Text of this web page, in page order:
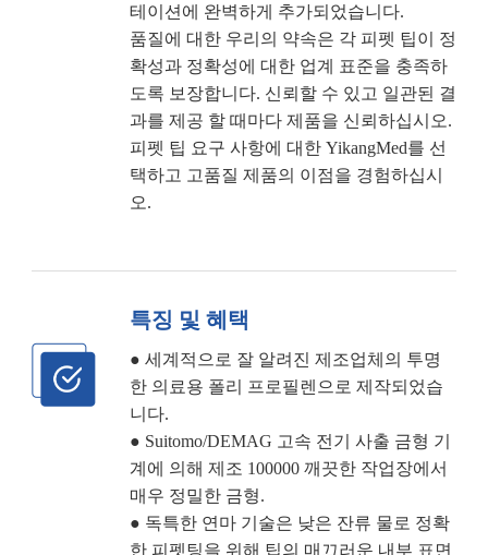
테이션에 완벽하게 추가되었습니다.
품질에 대한 우리의 약속은 각 피펫 팁이 정
확성과 정확성에 대한 업계 표준을 충족하
도록 보장합니다. 신뢰할 수 있고 일관된 결
과를 제공 할 때마다 제품을 신뢰하십시오.
피펫 팁 요구 사항에 대한 YikangMed를 선
택하고 고품질 제품의 이점을 경험하십시
오.
특징 및 혜택
● 세계적으로 잘 알려진 제조업체의 투명
한 의료용 폴리 프로필렌으로 제작되었습
니다.
● Suitomo/DEMAG 고속 전기 사출 금형 기
계에 의해 제조 100000 깨끗한 작업장에서
매우 정밀한 금형.
● 독특한 연마 기술은 낮은 잔류 물로 정확
한 피펫팅을 위해 팁의 매끄러운 내부 표면